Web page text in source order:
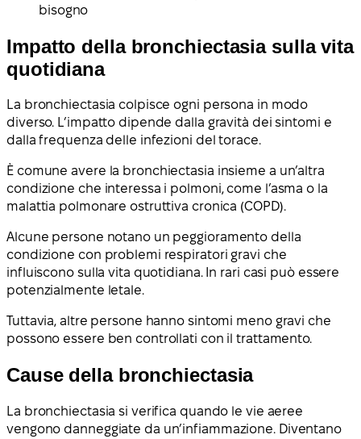
bisogno
Impatto della bronchiectasia sulla vita
quotidiana
La bronchiectasia colpisce ogni persona in modo
diverso. L’impatto dipende dalla gravità dei sintomi e
dalla frequenza delle infezioni del torace.
È comune avere la bronchiectasia insieme a un’altra
condizione che interessa i polmoni, come l’asma o la
malattia polmonare ostruttiva cronica (COPD).
Alcune persone notano un peggioramento della
condizione con problemi respiratori gravi che
influiscono sulla vita quotidiana. In rari casi può essere
potenzialmente letale.
Tuttavia, altre persone hanno sintomi meno gravi che
possono essere ben controllati con il trattamento.
Cause della bronchiectasia
La bronchiectasia si verifica quando le vie aeree
vengono danneggiate da un’infiammazione. Diventano